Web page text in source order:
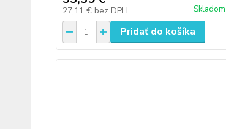
27,11 € bez DPH Skladom
Pridať do košíka